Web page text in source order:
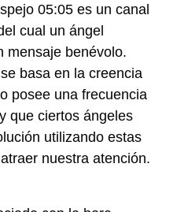
05:05 es un canal
cual un ángel
mensaje benévolo.
basa en la creencia
posee una frecuencia
que ciertos ángeles
utilizando estas
nuestra atención.